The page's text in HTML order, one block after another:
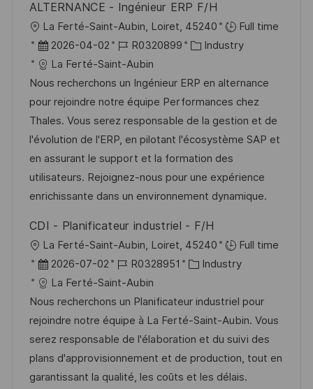
r
ö
f
f
e
n
t
l
i
c
h
u
n
g
ALTERNANCE - Ingénieur ERP F/H
O
r
t
La Ferté-Saint-Aubin, Loiret, 45240
Full time
D
a
t
u
m
d
e
r
V
r
ö
f
f
e
n
t
l
i
2026-04-02
J
o
b
-
I
D
R0320899
K
t
e
g
o
r
i
e
Industry
La Ferté-Saint-Aubin
Nous recherchons un Ingénieur ERP en alternance
pour rejoindre notre équipe Performances chez
Thales. Vous serez responsable de la gestion et de
l'évolution de l'ERP, en pilotant l'écosystème SAP et
en assurant le support et la formation des
utilisateurs. Rejoignez-nous pour une expérience
enrichissante dans un environnement dynamique.
CDI - Planificateur industriel - F/H
O
r
t
La Ferté-Saint-Aubin, Loiret, 45240
Full time
D
a
t
u
m
d
e
2026-07-02
J
o
b
-
I
D
R0328951
K
t
e
g
o
r
Industry
La Ferté-Saint-Aubin
Nous recherchons un Planificateur industriel pour
rejoindre notre équipe à La Ferté-Saint-Aubin. Vous
serez responsable de l'élaboration et du suivi des
plans d'approvisionnement et de production, tout en
garantissant la qualité, les coûts et les délais.